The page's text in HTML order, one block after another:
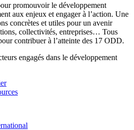
promouvoir le développement
aux enjeux et engager à l’action. Une
concrètes et utiles pour un avenir
collectivités, entreprises… Tous
contribuer à l’atteinte des 17 ODD.
engagés dans le développement